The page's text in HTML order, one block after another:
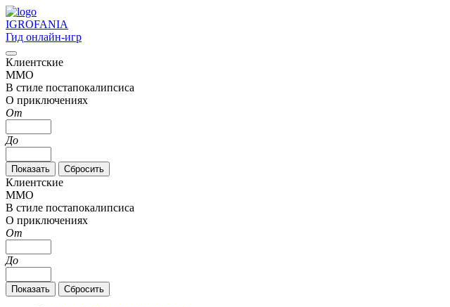
IGROFANIA
Гид онлайн-игр
Клиентские
MMO
В стиле постапокалипсиса
О приключениях
От
До
Клиентские
MMO
В стиле постапокалипсиса
О приключениях
От
До